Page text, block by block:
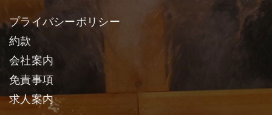
プライバシーポリシー
約款
会社案内
免責事項
求人案内